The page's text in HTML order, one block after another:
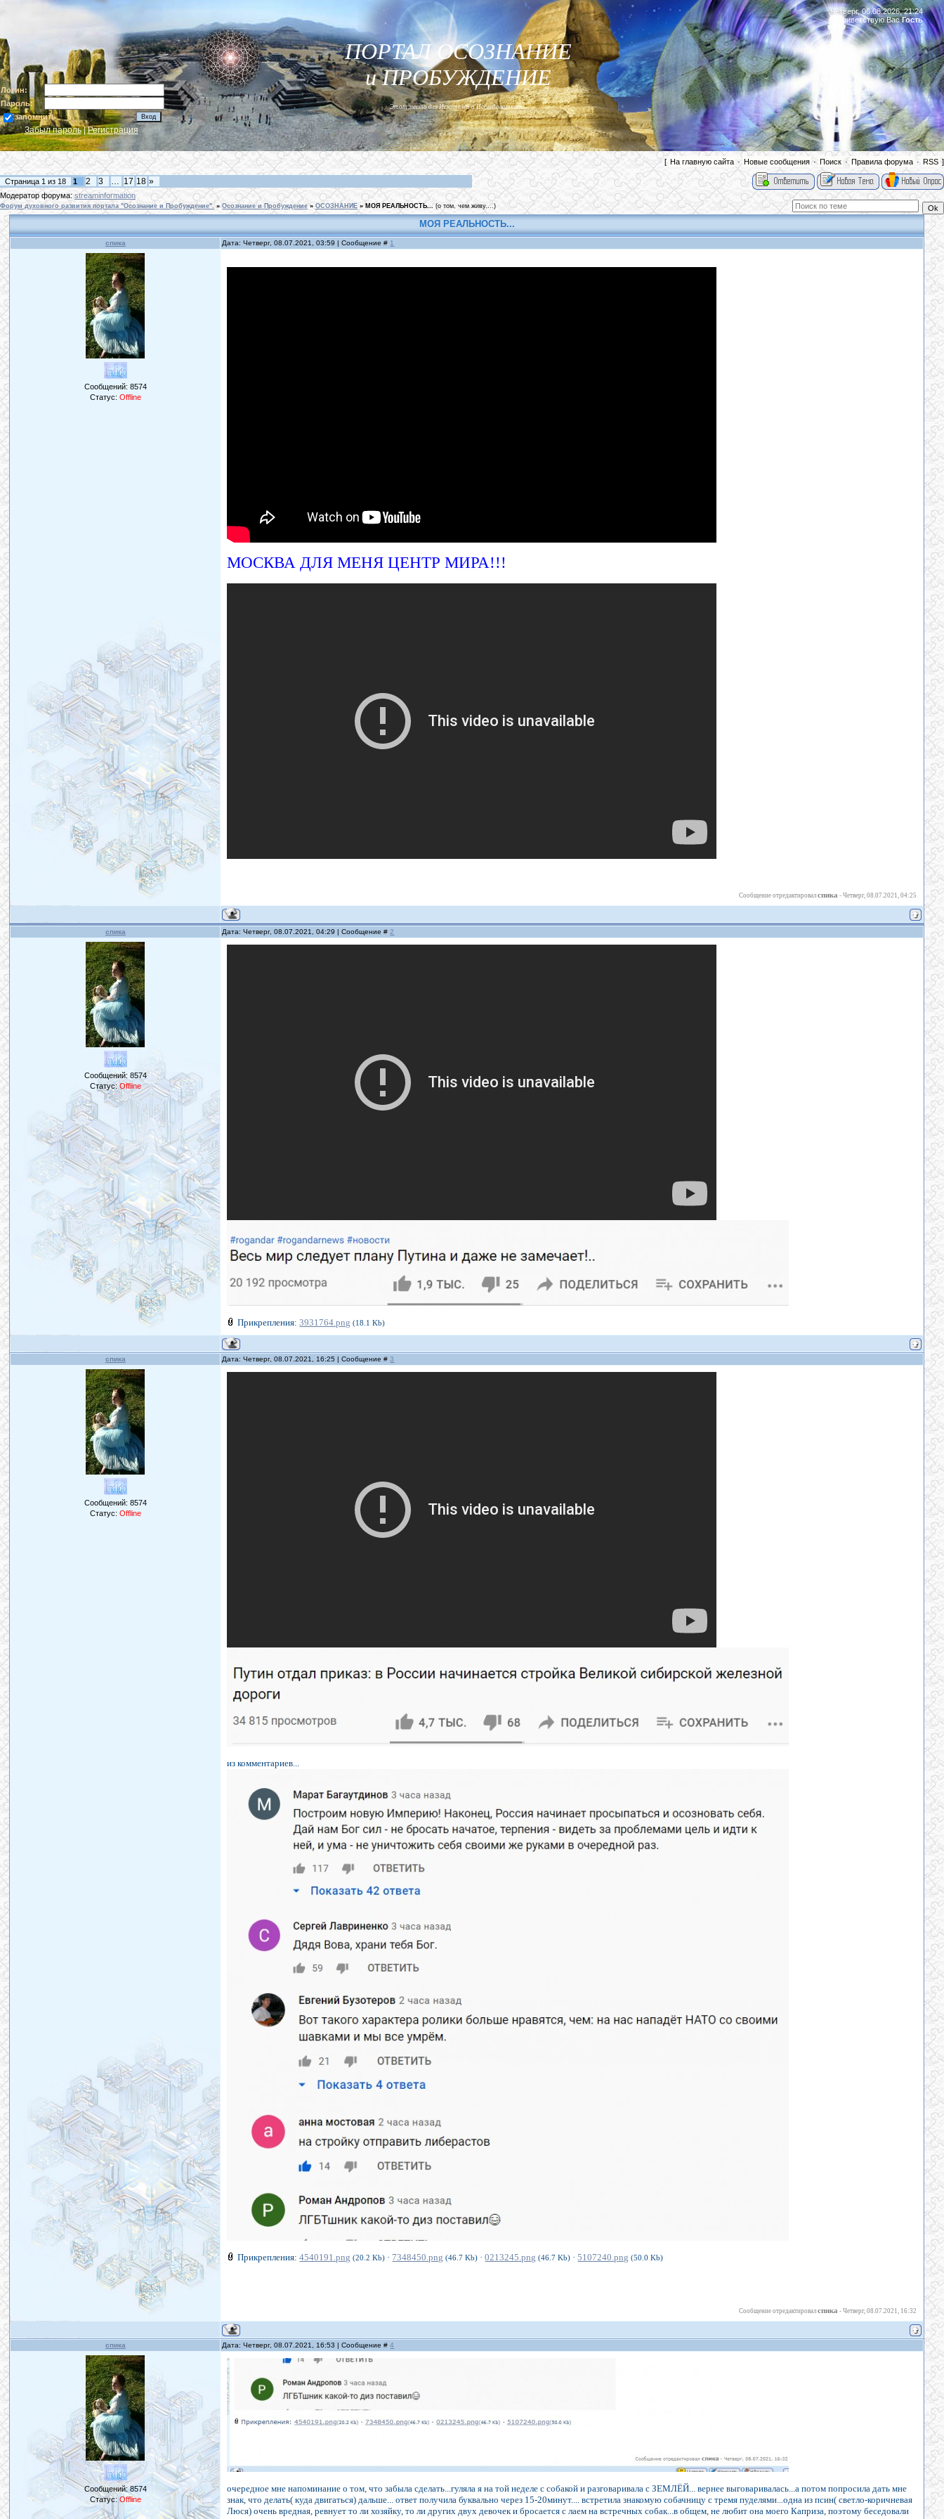
Логин:
Пароль:
запомнить
Забыл пароль|Регистрация
ПОРТАЛ ОСОЗНАНИЕ
и ПРОБУЖДЕНИЕ
Этот место для Искателей и Исследователей...
Четверг, 06.08.2026, 21:24
Приветствую ВасГость
|
[ На главную сайта · Новые сообщения· Поиск · Правила форума · RSS ]
Страница 1 из 18 1 2 3 … 17 18 »
Модератор форума:streaminformation
Форум духовного развития портала "Осознание и Пробуждение". » Осознание и Пробуждение » ОСОЗНАНИЕ » МОЯ РЕАЛЬНОСТЬ... (о том, чем живу....)
МОЯ РЕАЛЬНОСТЬ...
спика Дата: Четверг, 08.07.2021, 03:59 | Сообщение # 1
Сообщений: 8574
Статус: Offline
МОСКВА ДЛЯ МЕНЯ ЦЕНТР МИРА!!!
Сообщение отредактировалспика -Четверг, 08.07.2021, 04:25
спика Дата: Четверг, 08.07.2021, 04:29 | Сообщение # 2
Сообщений: 8574
Статус:Offline
Прикрепления:3931764.png (18.1 Kb)
спика Дата: Четверг, 08.07.2021, 16:25 | Сообщение #3
Сообщений: 8574
Статус: Offline
из комментариев...
Прикрепления:4540191.png (20.2 Kb) · 7348450.png (46.7 Kb) ·0213245.png (46.7 Kb) ·5107240.png (50.0 Kb)
Сообщение отредактировалспика -Четверг, 08.07.2021, 16:32
спика Дата: Четверг, 08.07.2021, 16:53 | Сообщение #4
Сообщений:8574
Статус: Offline
очередное мне напоминание о том, что забыла сделать...гуляла я на той неделе с собакой и разговаривала с ЗЕМЛЁЙ... вернее выговаривалась...а потом попросила дать мне
знак, что делать( куда двигаться) дальше... ответ получила буквально через 15-20минут.... встретила знакомую собачницу с тремя пуделями...одна из псин( светло-коричневая
Люся) очень вредная, ревнует то ли хозяйку, то ли других двух девочек и бросается с лаем на встречных собак...в общем, не любит она моего Каприза, поэтому беседовали